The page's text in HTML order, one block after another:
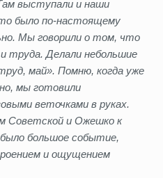
выступали и наши
было по‑настоящему
Мы говорили о том, что
труда. Делали небольшие
май». Помню, когда уже
мы готовили
веточками в руках.
Советской и Ожешко к
большое событие,
и ощущением